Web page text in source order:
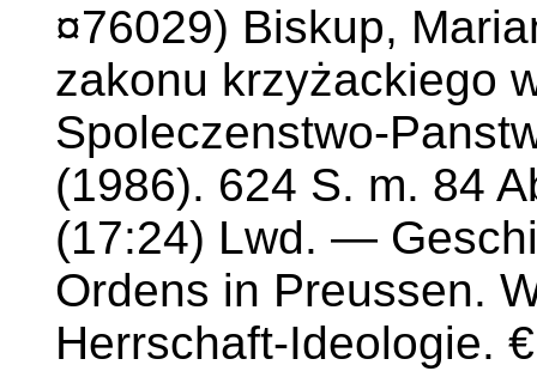
¤76029) Biskup,
zakonu krzyżackiego
Spoleczenstwo-
(1986). 624 S. m. 84
(17:24) Lwd. —
Ordens in Preussen.
Herrschaft-Ideologie.